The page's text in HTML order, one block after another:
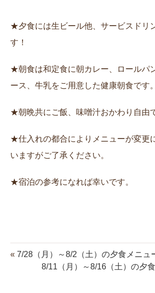
★夕食には生ビール他、サービスドリ
す！
★朝食は和定食に朝カレー、ロールパ
ース、牛乳をご用意した健康朝食です。
★朝晩共にご飯、味噌汁おかわり自由
★仕入れの都合によりメニューが変更
いますがご了承ください。
★宿泊の参考になれば幸いです。
« 7/28（月）～8/2（土）の夕食メニュ
8/11（月）～8/16（土）の夕